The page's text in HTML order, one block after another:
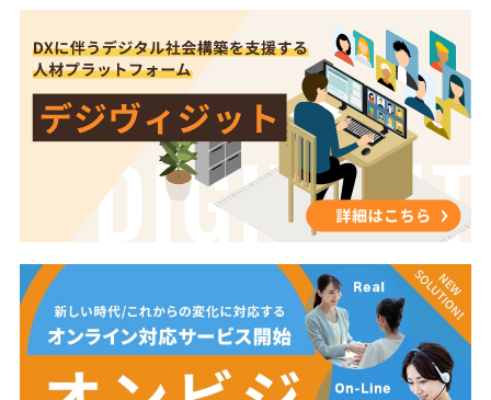
商品を結び付けられないといった課題です。販売で
大切なのは、商品知識をたくさん伝えることではあ
りません。お客様が抱えている課題に対して、「な
ぜこの商品が役立つのか」「どのように悩みを解決
できるのか」を分かりやすく伝えることです。つま
り、商品知識は説明するために使うものではなく、
お客様の課題を解決するために使うものです。解決
するための会話や提案の考え方は、実は接客で培っ
たコミュニケーションと共通する部分が多くありま
とではなく、お客様の興味を引き出し、本当のニー
ズや課題を把握するところにあるのです。 【成果を
意識する難しさ】⑤の項目に該当 自分から行動し、
知識を実践に変えられたとしても最後に立ちふさが
るのが、成果を意識し続ける難しさです。お客様と
「業務委託」であるにもかかわらず、「派遣」と同
じ働き方になってしまっていることを指します。
② 進捗管理が困難 業務の流れはすべて受託者に
委ねられるため、成果物や業務の品質が期待値と異
なるケースもあります。中間報告や売上報告の頻度
や成果基準を事前に取り決めておくことが求めら
れ、しっかりと業務委託会社とコミュニケーション
をとることが重要です。 ③ 契約内容が曖昧だと
トラブルの原因になる 成果物の定義、納期、業務範
囲、責任範囲が曖昧だと、納品後に認識のずれが生
じることがあります。契約書や業務指示書の整備は
必須であり、「何をもって完了とするか」を明確に
しておくことが重要です。 ３、人材派遣と業務委
託を選ぶ際のポイント 外部リソースを活用する
ミは現在を測り、NPSは未来を測る】 口コミ・レビ
ューとNPSの最大の違いのひとつが、「時間軸（現
在分析か、未来志向か）」にあります。以下では、
その違いを軸にして両手法の特徴・活用方法・組み
合わせ方をわかりやすく整理します。 ■口コミは
「現在の体験を記録するデータ」一方で、口コミは
顧客がすでに経験した出来事を振り返って記述いた
だく質問です。「よかった」「悪かった」「また使
いたい」など、過去の体験をもとにした感情や評価
が中心です。 例：「スタッフの対応が遅かった」
「期待以上のクオリティだった」💡 口コミは“現在
の経験”をデータ化した記録。活用イメージ（現在
分析の活用）・投稿内容を分析して不満点を特定
（サービス改善に活用）・ポジティブ口コミを抽出
してマーケティング素材に活用・ネガティブな声を